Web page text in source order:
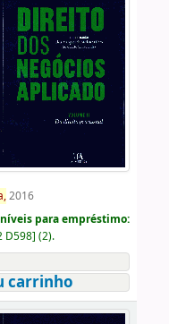
2016
para empréstimo:
D598] (2).
carrinho